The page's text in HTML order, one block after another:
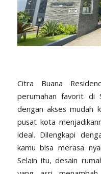
Citra Buana
perumahan favorit di
dengan akses mudah
pusat kota
ideal. Dilengkapi
kamu bisa merasa
Selain itu, desain